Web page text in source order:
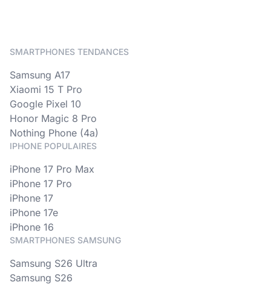
SMARTPHONES TENDANCES
Samsung A17
Xiaomi 15 T Pro
Google Pixel 10
Honor Magic 8 Pro
Nothing Phone (4a)
IPHONE POPULAIRES
iPhone 17 Pro Max
iPhone 17 Pro
iPhone 17
iPhone 17e
iPhone 16
SMARTPHONES SAMSUNG
Samsung S26 Ultra
Samsung S26